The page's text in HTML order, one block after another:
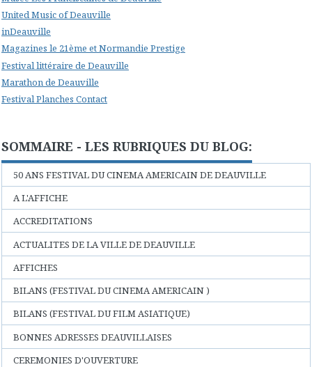
United Music of Deauville
inDeauville
Magazines le 21ème et Normandie Prestige
Festival littéraire de Deauville
Marathon de Deauville
Festival Planches Contact
SOMMAIRE - LES RUBRIQUES DU BLOG:
50 ANS FESTIVAL DU CINEMA AMERICAIN DE DEAUVILLE
A L'AFFICHE
ACCREDITATIONS
ACTUALITES DE LA VILLE DE DEAUVILLE
AFFICHES
BILANS (FESTIVAL DU CINEMA AMERICAIN )
BILANS (FESTIVAL DU FILM ASIATIQUE)
BONNES ADRESSES DEAUVILLAISES
CEREMONIES D'OUVERTURE